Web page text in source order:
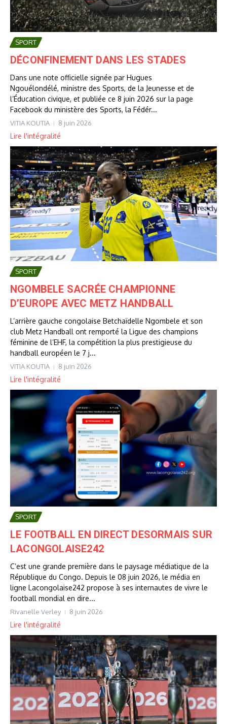
SPORT
DÉCONFINEMENT DANS LES STADES
Dans une note officielle signée par Hugues
Ngouélondélé, ministre des Sports, de la Jeunesse et de
l’Éducation civique, et publiée ce 8 juin 2026 sur la page
Facebook du ministère des Sports, la Fédér...
VITIA KOUTIA 8 juin 2026
Lire l'intégralité
SPORT
NGOMBELE SACRÉE CHAMPIONNE
D’EUROPE AVEC METZ HANDBALL
L’arrière gauche congolaise Betchaïdelle Ngombele et son
club Metz Handball ont remporté la Ligue des champions
féminine de l’EHF, la compétition la plus prestigieuse du
handball européen le 7 j...
VITIA KOUTIA 8 juin 2026
Lire l'intégralité
SPORT
LE FOOTBALL EN DIRECT DESORMAIS SUR
LACONGOLAISE242
C’est une grande première dans le paysage médiatique de la
République du Congo. Depuis le 08 juin 2026, le média en
ligne Lacongolaise242 propose à ses internautes de vivre le
football mondial en dire...
Rivanelle Verley 8 juin 2026
Lire l'intégralité